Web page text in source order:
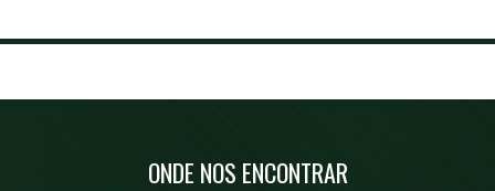
ONDE NOS ENCONTRAR